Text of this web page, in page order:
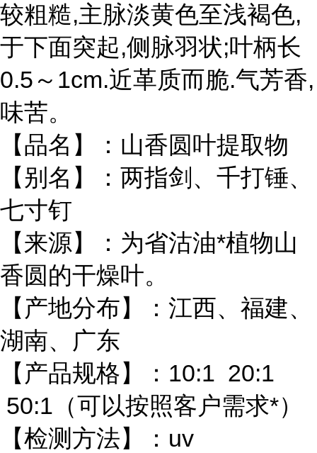
较粗糙,主脉淡黄色至浅褐色,
于下面突起,侧脉羽状;叶柄长
0.5～1cm.近革质而脆.气芳香,
味苦。
【品名】：山香圆叶提取物
【别名】：两指剑、千打锤、
七寸钉
【来源】：为省沽油*植物山
香圆的干燥叶。
【产地分布】：江西、福建、
湖南、广东
【产品规格】：10:1 20:1
50:1（可以按照客户需求*）
【检测方法】：uv